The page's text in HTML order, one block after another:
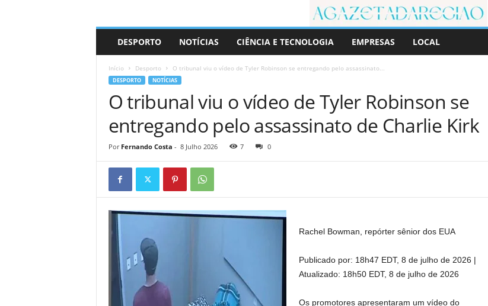
r
DESPORTO NOTÍCIAS CIÊNCIA E TECNOLOGIA EMPRESAS LOCAL
Início Desporto O tribunal viu o vídeo de Tyler Robinson se entregando pelo assassinato...
DESPORTO NOTÍCIAS
O tribunal viu o vídeo de Tyler Robinson se
entregando pelo assassinato de Charlie Kirk
Por Fernando Costa - 8 Julho 2026 7 0
Rachel Bowman, repórter sênior dos EUA
Publicado por: 18h47 EDT, 8 de julho de 2026 |
Atualizado: 18h50 EDT, 8 de julho de 2026
Os promotores apresentaram um vídeo do